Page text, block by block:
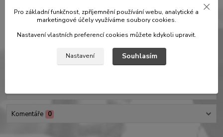
molle - Multicam
306 Kčbez DPH
Skladem 2 ks
Přidat do košíku
Komentáře 0
Pro základní funkčnost, zpříjemnění používání webu, analytické a
marketingové účely využíváme soubory cookies.
Nastavení vlastních preferencí cookies můžete kdykoli upravit.
Nastavení Souhlasím